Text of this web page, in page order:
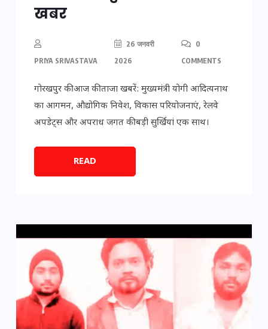
खबर
PRIYA SRIVASTAVA
26 जनवरी
2026
0
COMMENTS
गोरखपुर की आज की ताजा खबरें: मुख्यमंत्री योगी आदित्यनाथ
का आगमन, औद्योगिक निवेश, विकास परियोजनाएं, रेलवे
अपडेट्स और अपराध जगत की बड़ी सुर्खियां एक साथ।
READ